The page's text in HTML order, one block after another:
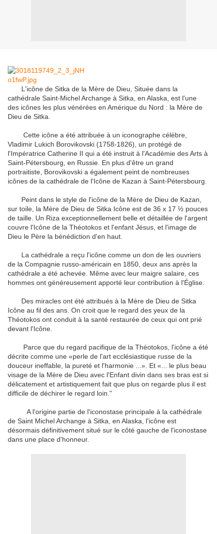
L'icône de Sitka de la Mère de Dieu, Située dans la
cathédrale Saint-Michel Archange à Sitka, en Alaska, est l'une
des icônes les plus vénérées en Amérique du Nord : la Mère de
Dieu de Sitka.
Cette icône a été attribuée à un iconographe célèbre,
Vladimir Lukich Borovikovski (1758-1826), un protégé de
l'Impératrice Catherine II qui a été instruit à l'Académie des Arts à
Saint-Pétersbourg, en Russie. En plus d'être un grand
portraitiste, Borovikovski a également peint de nombreuses
icônes de la cathédrale de l'Icône de Kazan à Saint-Pétersbourg.
Peint dans le style de l'icône de la Mère de Dieu de Kazan,
sur toile, la Mère de Dieu de Sitka Icône est de 36 x 17 ½ pouces
de taille. Un Riza exceptionnellement belle et détaillée de l'argent
couvre l'Icône de la Théotokos et l'enfant Jésus, et l'image de
Dieu le Père la bénédiction d'en haut.
La cathédrale a reçu l'icône comme un don de les ouvriers
de la Compagnie russo-américain en 1850, deux ans après la
cathédrale a été achevée. Même avec leur maigre salaire, ces
hommes ont généreusement apporté leur contribution à l'Église.
Des miracles ont été attribués à la Mère de Dieu de Sitka
Icône au fil des ans. On croit que le regard des yeux de la
Théotokos ont conduit à la santé restaurée de ceux qui ont prié
devant l'Icône.
Parce que du regard pacifique de la Théotokos, l'icône a été
décrite comme une «perle de l'art ecclésiastique russe de la
douceur ineffable, la pureté et l'harmonie ...». Et «... le plus beau
visage de la Mère de Dieu avec l'Enfant divin dans ses bras est si
délicatement et artistiquement fait que plus on regarde plus il est
difficile de déchirer le regard loin."
A l'origine partie de l'iconostase principale à la cathédrale
de Saint Michel Archange à Sitka, en Alaska, l'icône est
désormais définitivement situé sur le côté gauche de l'iconostase
dans une place d'honneur.